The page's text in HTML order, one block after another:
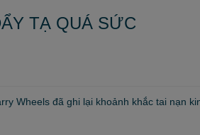
TẠ QUÁ SỨC
Wheels đã ghi lại khoảnh khắc tai nạn